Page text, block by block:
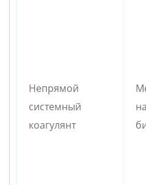
Непрямой
системный
коагулянт